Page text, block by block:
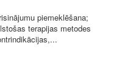
piemeklēšana;
terapijas metodes